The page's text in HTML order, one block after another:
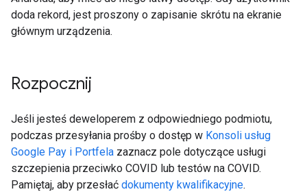
doda rekord, jest proszony o zapisanie skrótu na ekranie
głównym urządzenia.
Rozpocznij
Jeśli jesteś deweloperem z odpowiedniego podmiotu,
podczas przesyłania prośby o dostęp w Konsoli usług
Google Pay i Portfela zaznacz pole dotyczące usługi
szczepienia przeciwko COVID lub testów na COVID.
Pamiętaj, aby przesłać dokumenty kwalifikacyjne.